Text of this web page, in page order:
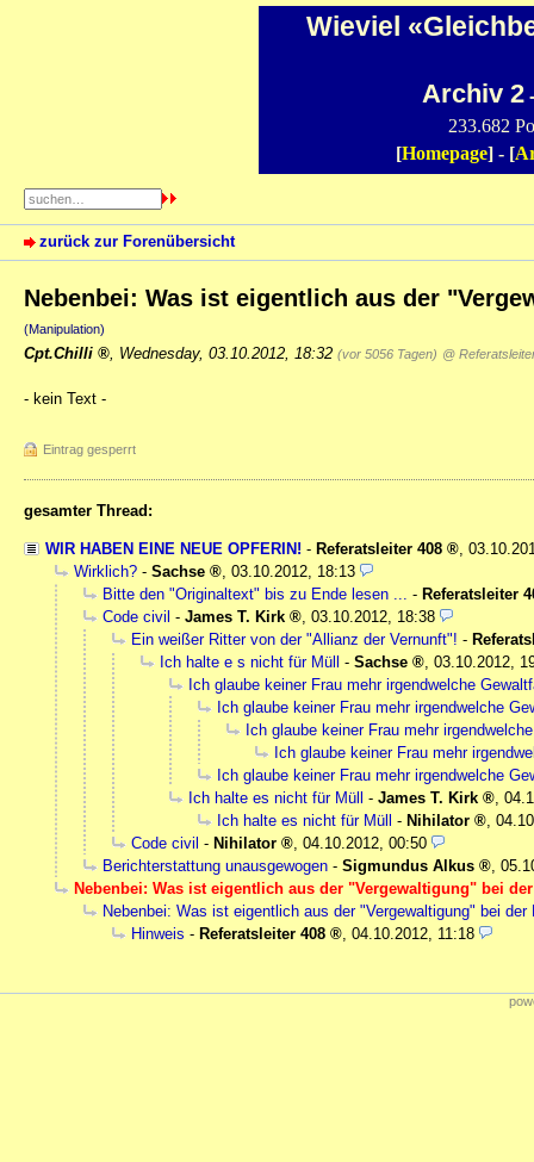
Wieviel
Archiv 2
233.682
[Homepage] - [
zurück zur Forenübersicht
Nebenbei: Was ist eigentlich aus der
(Manipulation)
Cpt.Chilli Wednesday, 03.10.2012, 18:32 (vor 5056 Tagen) @
- kein Text -
Eintrag gesperrt
gesamter Thread:
WIR HABEN EINE NEUE OPFERIN! - Referatsleiter 408
Wirklich? - Sachse
03.10.2012, 18:13
Bitte den "Originaltext" bis zu Ende lesen ...
- Referatsleiter
Code civil - James T. Kirk
03.10.2012, 18:38
Ein weißer Ritter von der "Allianz der Vernunft"! -
Ich halte e s nicht für Müll
- Sachse
03.10.2012,
Ich glaube keiner Frau mehr irgendwelche
Ich glaube keiner Frau mehr irgendwelche
Ich glaube keiner Frau mehr
Ich glaube keiner Frau mehr
Ich glaube keiner Frau mehr irgendwelche
Ich halte es nicht für Müll
- James T. Kirk
Ich halte es nicht für Müll
- Nihilator
Code civil - Nihilator
04.10.2012, 00:50
Berichterstattung unausgewogen - Sigmundus Alkus
Nebenbei: Was ist eigentlich aus der "Vergewaltigung" bei
Nebenbei: Was ist eigentlich aus der "Vergewaltigung" bei der
Hinweis - Referatsleiter 408 04.10.2012, 11:18